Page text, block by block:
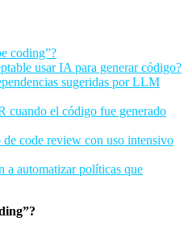
coding”?
usar IA para generar código?
sugeridas por LLM
cuando el código fue generado
de code review con uso intensivo
a automatizar políticas que